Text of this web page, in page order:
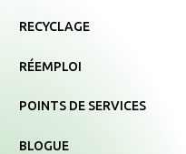
RECYCLAGE
RÉEMPLOI
POINTS DE SERVICES
BLOGUE